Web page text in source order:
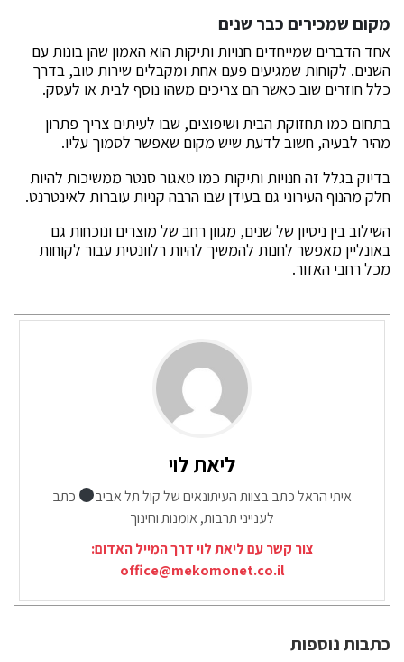
מקום שמכירים כבר שנים
אחד הדברים שמייחדים חנויות ותיקות הוא האמון שהן בונות עם
השנים. לקוחות שמגיעים פעם אחת ומקבלים שירות טוב, בדרך
כלל חוזרים שוב כאשר הם צריכים משהו נוסף לבית או לעסק.
בתחום כמו תחזוקת הבית ושיפוצים, שבו לעיתים צריך פתרון
מהיר לבעיה, חשוב לדעת שיש מקום שאפשר לסמוך עליו.
בדיוק בגלל זה חנויות ותיקות כמו טאגור סנטר ממשיכות להיות
חלק מהנוף העירוני גם בעידן שבו הרבה קניות עוברות לאינטרנט.
השילוב בין ניסיון של שנים, מגוון רחב של מוצרים ונוכחות גם
באונליין מאפשר לחנות להמשיך להיות רלוונטית עבור לקוחות
מכל רחבי האזור.
ליאת לוי
איתי הראל כתב בצוות העיתונאים של קול תל אביב
כתב
לענייני תרבות, אומנות וחינוך
צור קשר עם ליאת לוי דרך המייל האדום:
office@mekomonet.co.il
כתבות נוספות